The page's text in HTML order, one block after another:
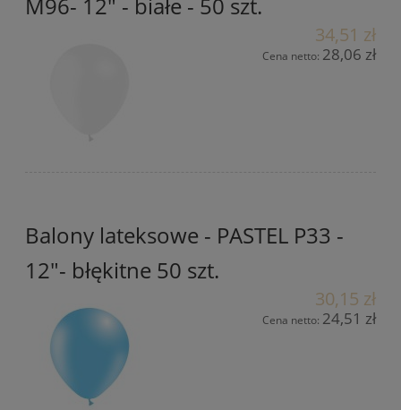
34,51 zł
Cena netto: 28,06 zł
Balony lateksowe - PASTEL P33 -
12"- błękitne 50 szt.
30,15 zł
Cena netto: 24,51 zł